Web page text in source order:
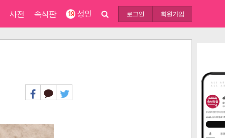
사전 속삭판 19 성인 로그인 회원가입